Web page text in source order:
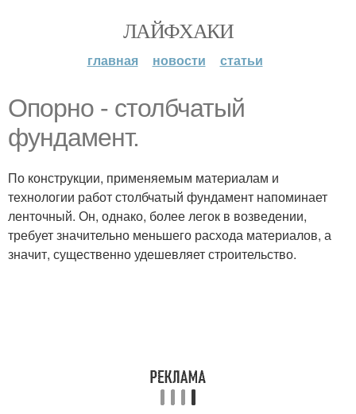
ЛАЙФХАКИ
главная новости статьи
Опорно - столбчатый
фундамент.
По конструкции, применяемым материалам и
технологии работ столбчатый фундамент напоминает
ленточный. Он, однако, более легок в возведении,
требует значительно меньшего расхода материалов, а
значит, существенно удешевляет строительство.